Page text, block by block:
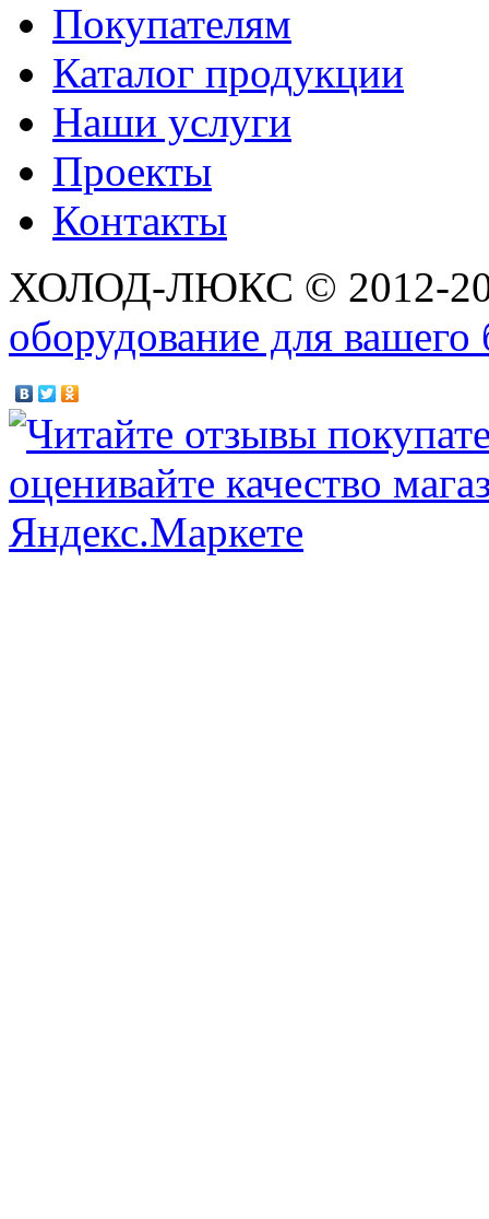
Покупателям
Каталог продукции
Наши услуги
Проекты
Контакты
ХОЛОД-ЛЮКС © 2012-
оборудование для вашего